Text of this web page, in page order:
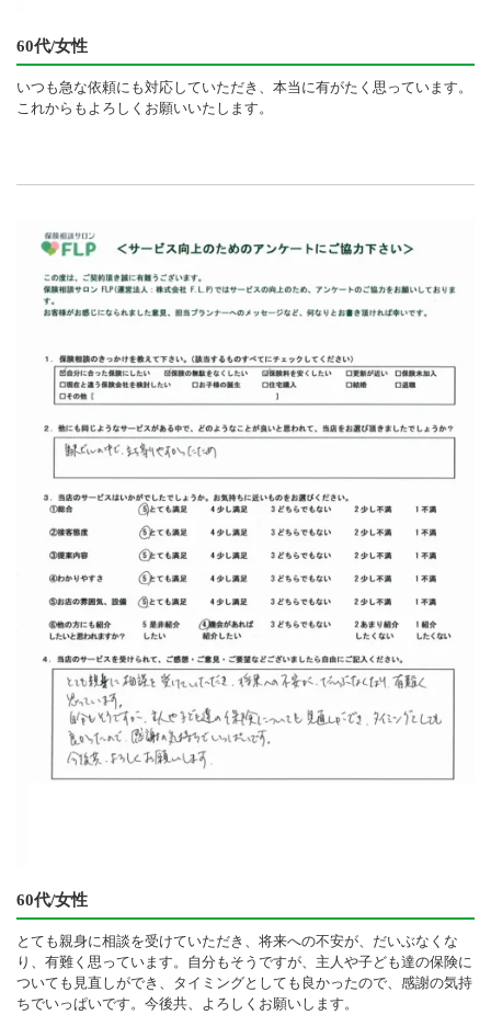
60代/女性
いつも急な依頼にも対応していただき、本当に有がたく思っています。
これからもよろしくお願いいたします。
60代/女性
とても親身に相談を受けていただき、将来への不安が、だいぶなくな
り、有難く思っています。自分もそうですが、主人や子ども達の保険に
ついても見直しができ、タイミングとしても良かったので、感謝の気持
ちでいっぱいです。今後共、よろしくお願いします。